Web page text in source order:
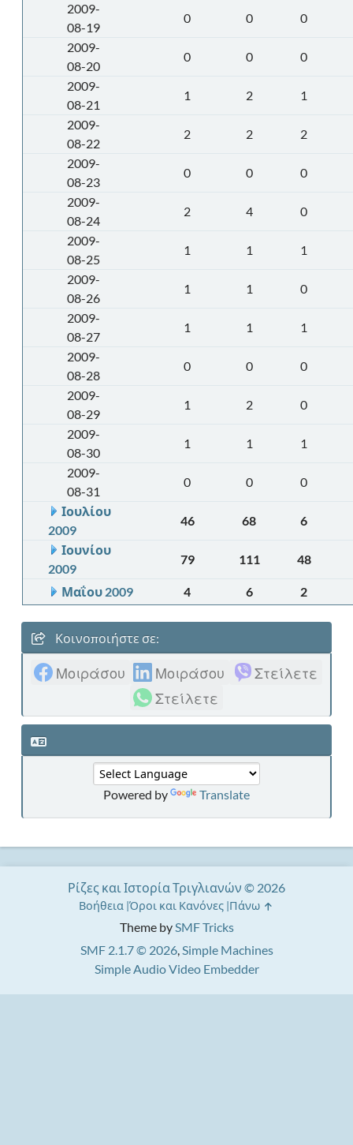
2009-
08-19
0 0
0
2009-
08-20
0 0
0
2009-
08-21
1 2
1
2009-
08-22
2 2
2
2009-
08-23
0 0
0
2009-
08-24
2 4
0
2009-
08-25
1 1
1
2009-
08-26
1 1
0
2009-
08-27
1 1
1
2009-
08-28
0 0
0
2009-
08-29
1 2
0
2009-
08-30
1 1
1
2009-
08-31
0 0
0
Ιουλίου
2009
46 68
6
Ιουνίου
2009
79 111 48
Μαΐου 2009 4 6 2
Κοινοποιήστε σε:
Μοιράσου Μοιράσου
Στείλετε
Στείλετε
Powered by Translate
Theme bySMF Tricks
SMF 2.1.7 © 2026,Simple Machines
Simple Audio Video Embedder
Ρίζες και Ιστορία Τριγλιανών © 2026
Βοήθεια Όροι και Κανόνες Πάνω